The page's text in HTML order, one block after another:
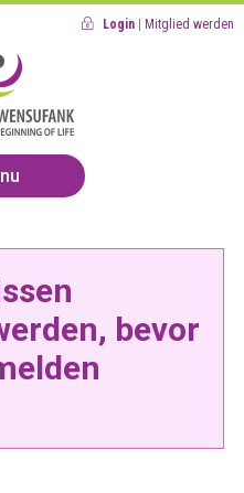
Login Mitglied werden
bevor